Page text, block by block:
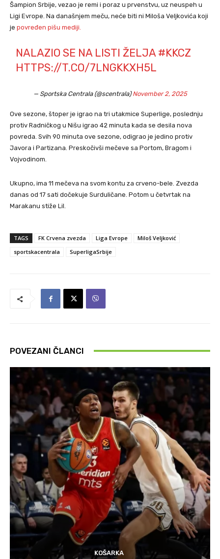
Šampion Srbije, vezao je remi i poraz u prvenstvu, uz neuspeh u
Ligi Evrope. Na današnjem meču, neće biti ni Miloša Veljkovića koji
je povređen pišu mediji.
NALAZIO SE NA LISTI ŽELJA#KKCZ
HTTPS://T.CO/7LNGKKXH5L
— Sportska Centrala (@scentrala)November 2, 2025
Ove sezone, štoper je igrao na tri utakmice Superlige, poslednju
protiv Radničkog u Nišu igrao 42 minuta kada se desila nova
povreda. Svih 90 minuta ove sezone, odigrao je jedino protiv
Javora i Partizana. Preskočivši mečeve sa Portom, Bragom i
Vojvodinom.
Ukupno, ima 11 mečeva na svom kontu za crveno-bele. Zvezda
danas od 17 sati dočekuje Surduličane. Potom u četvrtak na
Marakanu stiže Lil.
TAGS FK Crvena zvezda Liga Evrope
Miloš Veljković
sportskacentrala
SuperligaSrbije
POVEZANI ČLANCI
KOŠARKA